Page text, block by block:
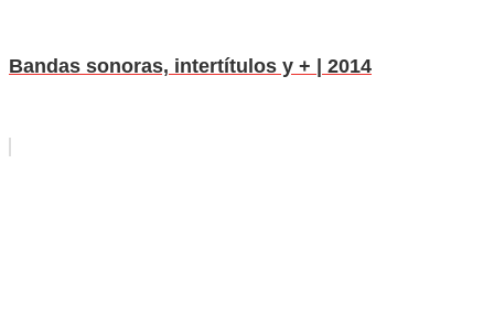
Bandas sonoras, intertítulos y + | 2014